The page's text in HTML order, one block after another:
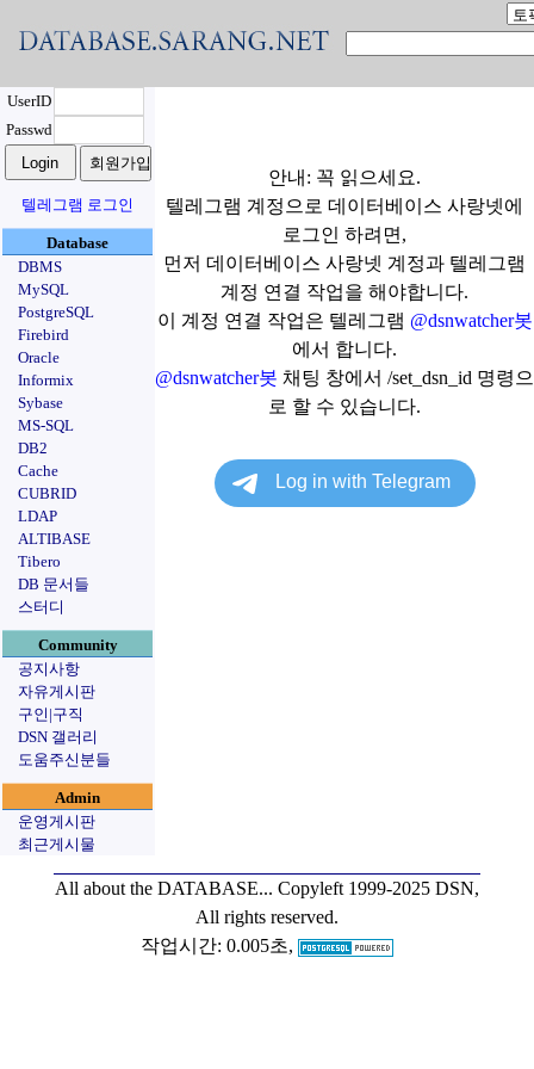
UserID
Passwd
텔레그램 로그인
Database
DBMS
MySQL
PostgreSQL
Firebird
Oracle
Informix
Sybase
MS-SQL
DB2
Cache
CUBRID
LDAP
ALTIBASE
Tibero
DB 문서들
스터디
Community
공지사항
자유게시판
구인|구직
DSN 갤러리
도움주신분들
Admin
운영게시판
최근게시물
안내: 꼭 읽으세요.
텔레그램 계정으로 데이터베이스 사랑넷에
로그인 하려면,
먼저 데이터베이스 사랑넷 계정과 텔레그램
계정 연결 작업을 해야합니다.
이 계정 연결 작업은 텔레그램 @dsnwatcher봇
에서 합니다.
@dsnwatcher봇 채팅 창에서 /set_dsn_id 명령으
로 할 수 있습니다.
All about the DATABASE... Copyleft 1999-2025 DSN,
All rights reserved.
작업시간: 0.005초,